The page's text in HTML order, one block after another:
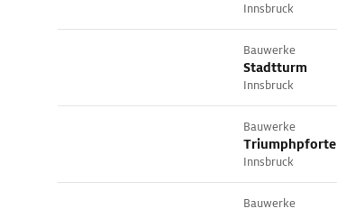
Innsbruck
Bauwerke
Stadtturm
Innsbruck
Bauwerke
Triumphpforte
Innsbruck
Bauwerke